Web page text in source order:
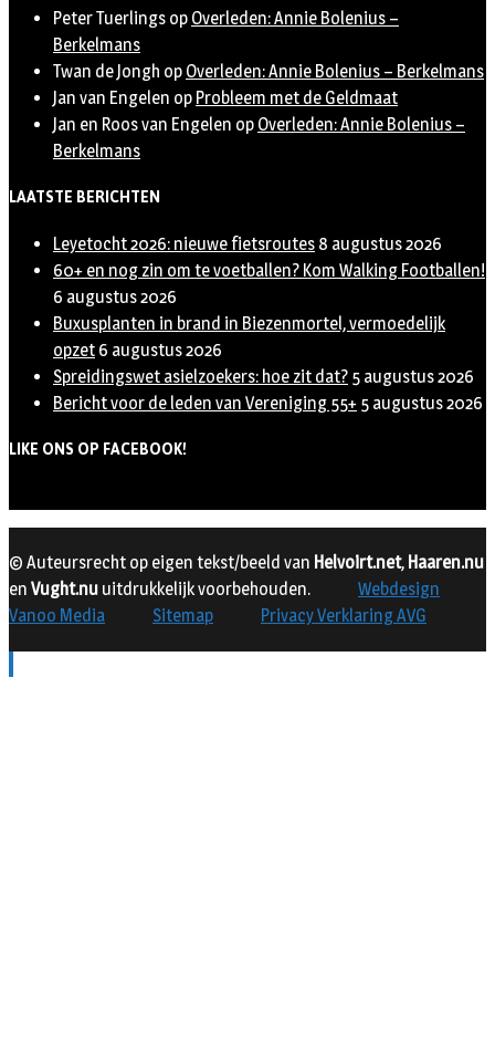
Peter Tuerlings op Overleden: Annie Bolenius –
Berkelmans
Twan de Jongh op Overleden: Annie Bolenius – Berkelmans
Jan van Engelen op Probleem met de Geldmaat
Jan en Roos van Engelen op Overleden: Annie Bolenius –
Berkelmans
LAATSTE BERICHTEN
Leyetocht 2026: nieuwe fietsroutes 8 augustus 2026
60+ en nog zin om te voetballen? Kom Walking Footballen!
6 augustus 2026
Buxusplanten in brand in Biezenmortel, vermoedelijk
opzet 6 augustus 2026
Spreidingswet asielzoekers: hoe zit dat? 5 augustus 2026
Bericht voor de leden van Vereniging 55+ 5 augustus 2026
LIKE ONS OP FACEBOOK!
© Auteursrecht op eigen tekst/beeld van Helvoirt.net, Haaren.nu
en Vught.nu uitdrukkelijk voorbehouden.
Webdesign
Vanoo Media
Sitemap Privacy Verklaring AVG